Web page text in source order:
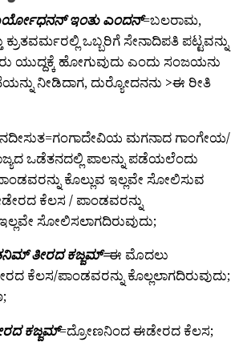
ಇಂತು ಎಂದನ್=ಬಲರಾಮ,
ಕ್ರುತವರ್ಮರಲ್ಲಿ ಒಬ್ಬರಿಗೆ ಸೇನಾದಿಪತಿ ಪಟ್ಟವನ್ನು
ಯುದ್ದಕ್ಕೆ ಹೋಗುವುದು ಎಂದು ಸಂಜಯನು
ನೀಡಿದಾಗ, ದುರ್‍ಯೋದನನು >ಈ ರೀತಿ
ಮಗನಾದ ಗಾಂಗೇಯ/
ಒಡೆತನದಲ್ಲಿ ಪಾಲನ್ನು ಪಡೆಯಲೆಂದು
ಕೊಲ್ಲುವ ಇಲ್ಲವೇ ಸೋಲಿಸುವ
ಕೆಲಸ / ಪಾಂಡವರನ್ನು
ಸೋಲಿಸಲಾಗದಿರುವುದು;
ತೀರದ ಕಜ್ಜಮ್=ಈ ಮೊದಲು
ಕೆಲಸ/ಪಾಂಡವರನ್ನು ಕೊಲ್ಲಲಾಗದಿರುವುದು;
ಕಜ್ಜಮ್=ದ್ರೋಣನಿಂದ ಈಡೇರದ ಕೆಲಸ;